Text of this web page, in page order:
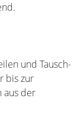
und Tausch-
bis zur
aus der